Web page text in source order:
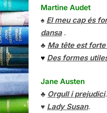
Martine Audet
♠ El meu cap és
dansa.
♣ Ma tête est
♥ Des formes
Jane Austen
♣ Orgull i prejudici.
♥ Lady Susan.